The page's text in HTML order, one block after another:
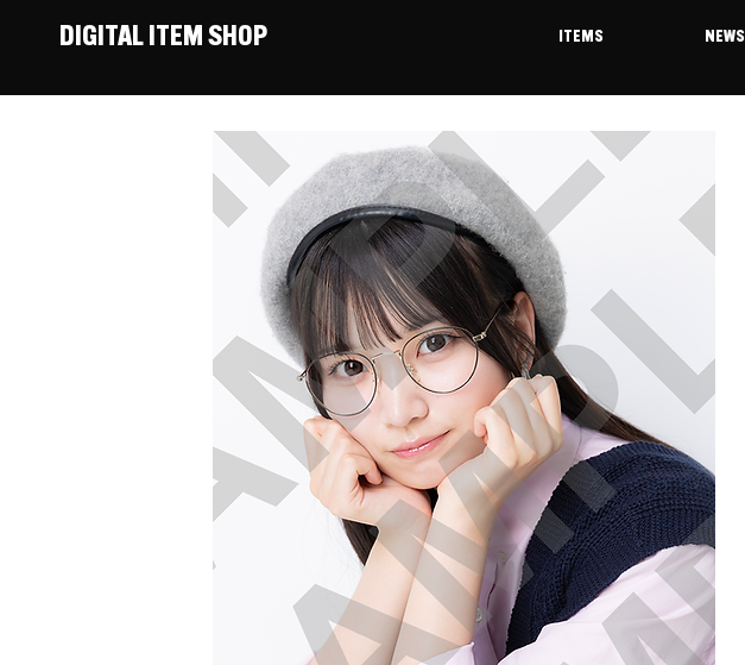
DIGITAL ITEM SHOP ITEMS NEWS